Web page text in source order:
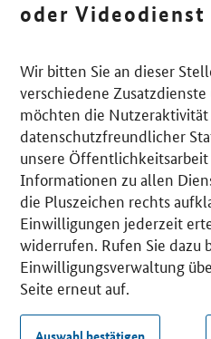
oder Videodienst
Wir bitten Sie an dieser
verschiedene
möchten die
datenschutzfreundlicher
unsere Öffentlichkeitsarbeit
Informationen zu allen
die Pluszeichen rechts
Einwilligungen jederzeit
widerrufen. Rufen Sie dazu
Einwilligungsverwaltung
Seite erneut auf.
Auswahl bestätigen